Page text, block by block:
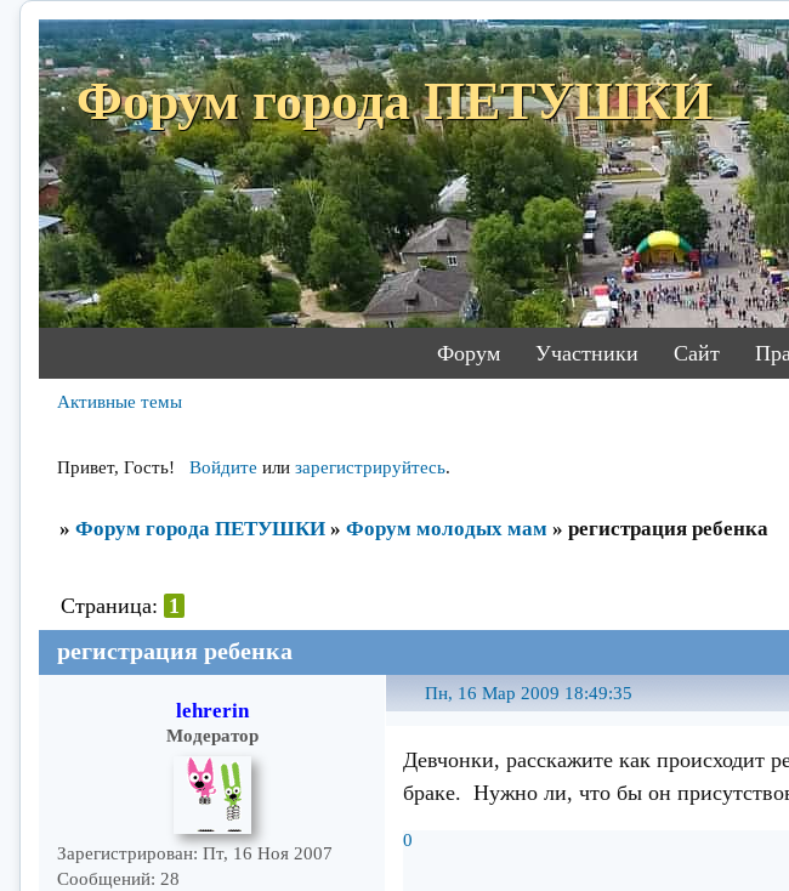
Форум города ПЕТУШКИ
Форум Участники Сайт
Активные темы
Привет, Гость! Войдите или зарегистрируйтесь.
» Форум города ПЕТУШКИ » Форум молодых мам » регистрация ребенка
регистрация ребенка
Страница: 1
Пн, 16 Мар 2009 18:49:35
lehrerin
Модератор
Зарегистрирован: Пт, 16 Ноя 2007
Сообщений: 28
Девчонки, расскажите как происходит
браке. Нужно ли, что бы он
0